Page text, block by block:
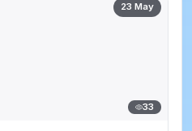
23 May
33